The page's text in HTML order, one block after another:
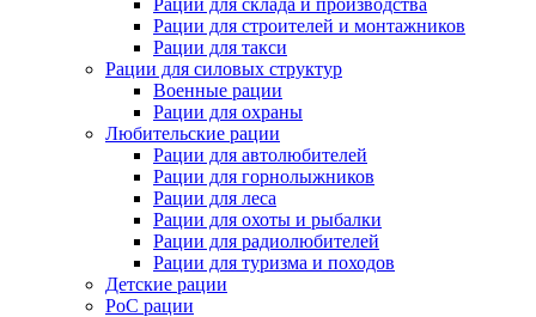
Рации для склада и производства
Рации для строителей и монтажников
Рации для такси
Рации для силовых структур
Военные рации
Рации для охраны
Любительские рации
Рации для автолюбителей
Рации для горнолыжников
Рации для леса
Рации для охоты и рыбалки
Рации для радиолюбителей
Рации для туризма и походов
Детские рации
PoC рации